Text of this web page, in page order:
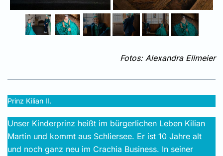
Fotos: Alexandra Ellmeier
Prinz Kilian II.
Unser Kinderprinz heißt im bürgerlichen Leben Kilian
Martin und kommt aus Schliersee. Er ist 10 Jahre alt
und noch ganz neu im Crachia Business. In seiner